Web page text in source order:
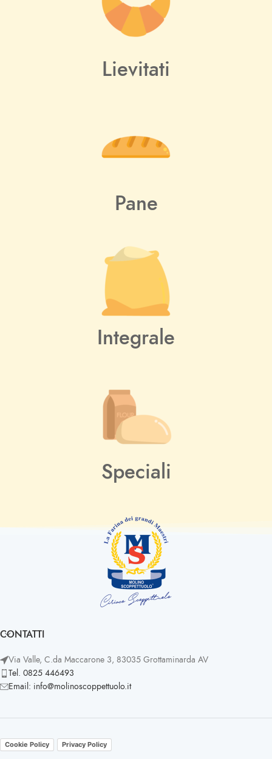
Lievitati
Pane
Integrale
Speciali
CONTATTI
Via Valle, C.da Maccarone 3, 83035 Grottaminarda AV
Tel. 0825 446493
Email: info@molinoscoppettuolo.it
Cookie Policy Privacy Policy